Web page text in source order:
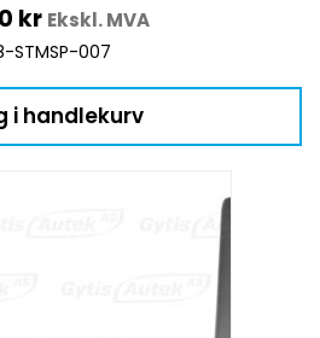
kr Ekskl. MVA
STMSP-007
i handlekurv